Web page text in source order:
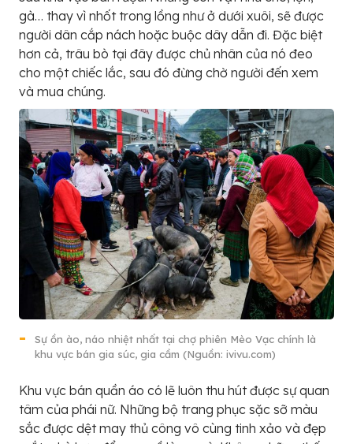
gà… thay vì nhốt trong lồng như ở dưới xuôi, sẽ được
người dân cắp nách hoặc buộc dây dẫn đi. Đặc biệt
hơn cả, trâu bò tại đây được chủ nhân của nó đeo
cho một chiếc lắc, sau đó đừng chờ người đến xem
và mua chúng.
Sự ồn ào, náo nhiệt nhất tại chợ phiên Mèo Vạc chính là
khu vực bán gia súc, gia cầm (Nguồn: ivivu.com)
Khu vực bán quần áo có lẽ luôn thu hút được sự quan
tâm của phái nữ. Những bộ trang phục sặc sỡ màu
sắc được dệt may thủ công vô cùng tinh xảo và đẹp